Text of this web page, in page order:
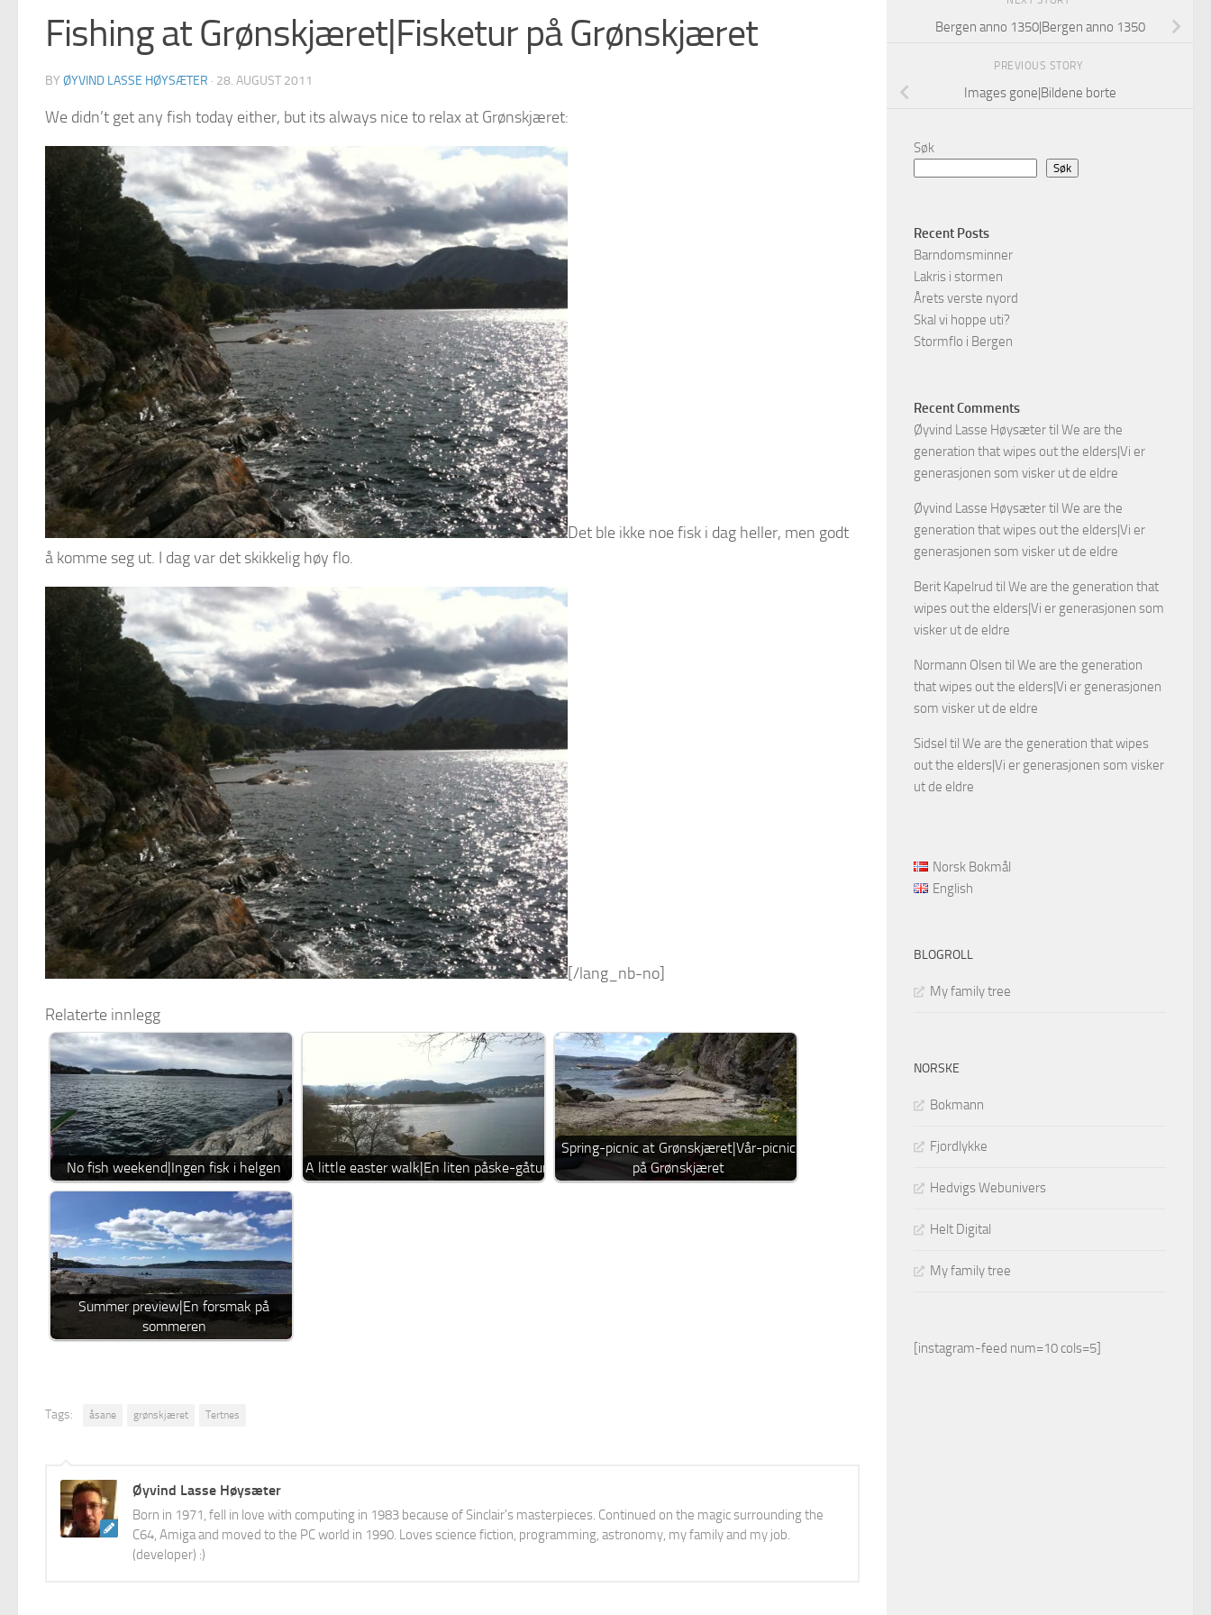
Fishing at Grønskjæret|Fisketur på Grønskjæret
BY ØYVIND LASSE HØYSÆTER · 28. AUGUST 2011
We didn’t get any fish today either, but its always nice to relax at Grønskjæret:
Det ble ikke noe fisk i dag heller, men godt
å komme seg ut. I dag var det skikkelig høy flo.
[/lang_nb-no]
Relaterte innlegg
No fish weekend|Ingen fisk i helgen A little easter walk|En liten påske-gåtur
Spring-picnic at Grønskjæret|Vår-picnic
på Grønskjæret
Summer preview|En forsmak på
sommeren
Tags: åsane grønskjæret Tertnes
Øyvind Lasse Høysæter
Born in 1971, fell in love with computing in 1983 because of Sinclair's masterpieces. Continued on the magic surrounding the
C64, Amiga and moved to the PC world in 1990. Loves science fiction, programming, astronomy, my family and my job.
(developer) :)
Bergen anno 1350|Bergen anno 1350
PREVIOUS STORY
Images gone|Bildene borte
Søk
Søk
Recent Posts
Barndomsminner
Lakris i stormen
Årets verste nyord
Skal vi hoppe uti?
Stormflo i Bergen
Recent Comments
Øyvind Lasse Høysætertil We are the
generation that wipes out the elders|Vi er
generasjonen som visker ut de eldre
Øyvind Lasse Høysætertil We are the
generation that wipes out the elders|Vi er
generasjonen som visker ut de eldre
Berit Kapelrud til We are the generation that
wipes out the elders|Vi er generasjonen som
visker ut de eldre
Normann Olsen til We are the generation
that wipes out the elders|Vi er generasjonen
som visker ut de eldre
Sidsel til We are the generation that wipes
out the elders|Vi er generasjonen som visker
ut de eldre
Norsk Bokmål
English
BLOGROLL
My family tree
NORSKE
Bokmann
Fjordlykke
Hedvigs Webunivers
Helt Digital
My family tree
[instagram-feed num=10 cols=5]